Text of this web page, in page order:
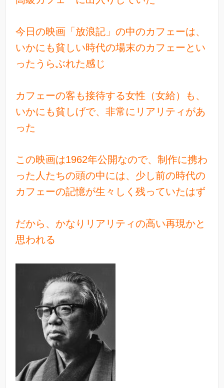
今日の映画「放浪記」の中のカフェーは、
いかにも貧しい時代の場末のカフェーとい
ったうらぶれた感じ
カフェーの客も接待する女性（女給）も、
いかにも貧しげで、非常にリアリティがあ
った
この映画は1962年公開なので、制作に携わ
った人たちの頭の中には、少し前の時代の
カフェーの記憶が生々しく残っていたはず
だから、かなりリアリティの高い再現かと
思われる